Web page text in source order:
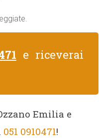
e riceverai
Emilia e
051 0910471!